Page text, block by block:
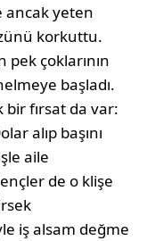
ancak yeten
korkuttu.
çoklarının
başladı.
fırsat da var:
alıp başını
aile
de o klişe
iş alsam değme